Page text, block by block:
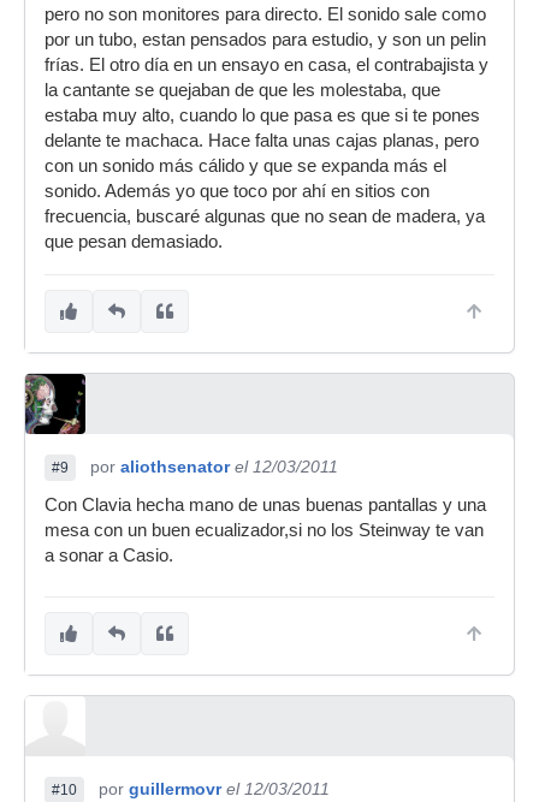
pero no son monitores para directo. El sonido sale como
por un tubo, estan pensados para estudio, y son un pelin
frías. El otro día en un ensayo en casa, el contrabajista y
la cantante se quejaban de que les molestaba, que
estaba muy alto, cuando lo que pasa es que si te pones
delante te machaca. Hace falta unas cajas planas, pero
con un sonido más cálido y que se expanda más el
sonido. Además yo que toco por ahí en sitios con
frecuencia, buscaré algunas que no sean de madera, ya
que pesan demasiado.
#9 por aliothsenator el 12/03/2011
Con Clavia hecha mano de unas buenas pantallas y una
mesa con un buen ecualizador,si no los Steinway te van
a sonar a Casio.
#10 por guillermovr el 12/03/2011